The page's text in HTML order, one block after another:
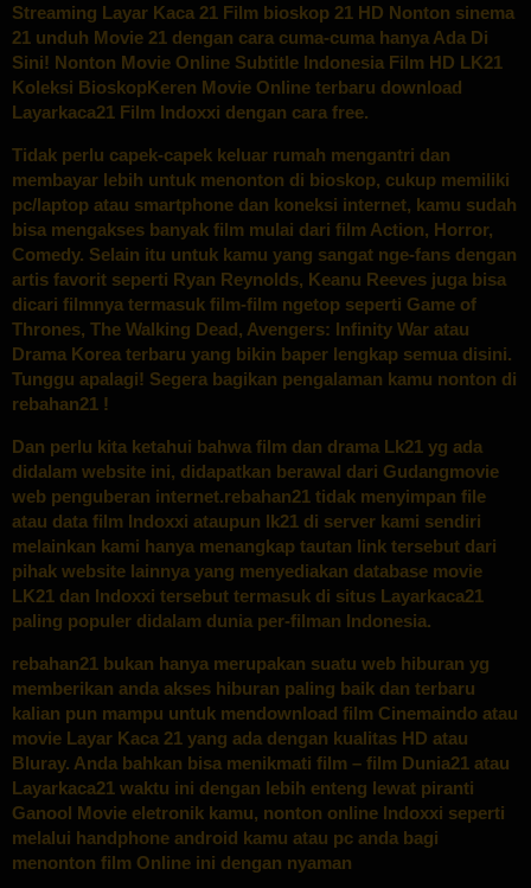
Streaming Layar Kaca 21 Film bioskop 21 HD Nonton sinema
21 unduh Movie 21 dengan cara cuma-cuma hanya Ada Di
Sini! Nonton Movie Online Subtitle Indonesia Film HD LK21
Koleksi BioskopKeren Movie Online terbaru download
Layarkaca21 Film Indoxxi dengan cara free.
Tidak perlu capek-capek keluar rumah mengantri dan
membayar lebih untuk menonton di bioskop, cukup memiliki
pc/laptop atau smartphone dan koneksi internet, kamu sudah
bisa mengakses banyak film mulai dari film Action, Horror,
Comedy. Selain itu untuk kamu yang sangat nge-fans dengan
artis favorit seperti Ryan Reynolds, Keanu Reeves juga bisa
dicari filmnya termasuk film-film ngetop seperti Game of
Thrones, The Walking Dead, Avengers: Infinity War atau
Drama Korea terbaru yang bikin baper lengkap semua disini.
Tunggu apalagi! Segera bagikan pengalaman kamu nonton di
rebahan21 !
Dan perlu kita ketahui bahwa film dan drama Lk21 yg ada
didalam website ini, didapatkan berawal dari Gudangmovie
web penguberan internet.rebahan21 tidak menyimpan file
atau data film Indoxxi ataupun lk21 di server kami sendiri
melainkan kami hanya menangkap tautan link tersebut dari
pihak website lainnya yang menyediakan database movie
LK21 dan Indoxxi tersebut termasuk di situs Layarkaca21
paling populer didalam dunia per-filman Indonesia.
rebahan21 bukan hanya merupakan suatu web hiburan yg
memberikan anda akses hiburan paling baik dan terbaru
kalian pun mampu untuk mendownload film Cinemaindo atau
movie Layar Kaca 21 yang ada dengan kualitas HD atau
Bluray. Anda bahkan bisa menikmati film – film Dunia21 atau
Layarkaca21 waktu ini dengan lebih enteng lewat piranti
Ganool Movie eletronik kamu, nonton online Indoxxi seperti
melalui handphone android kamu atau pc anda bagi
menonton film Online ini dengan nyaman